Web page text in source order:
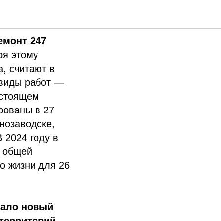
247
этому
считают в
работ —
в 27
году в
общей
жизни для 26
новый